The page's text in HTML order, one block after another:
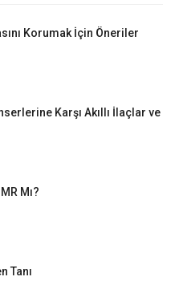
Korumak İçin Öneriler
Karşı Akıllı İlaçlar ve
Mı?
Tanı